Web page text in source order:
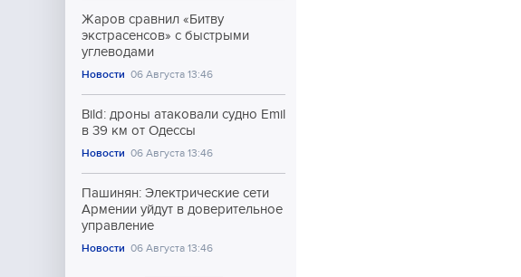
Жаров сравнил «Битву
экстрасенсов» с быстрыми
углеводами
Новости 06 Августа 13:46
Bild: дроны атаковали судно Emil
в 39 км от Одессы
Новости 06 Августа 13:46
Пашинян: Электрические сети
Армении уйдут в доверительное
управление
Новости 06 Августа 13:46